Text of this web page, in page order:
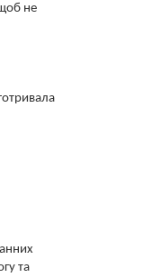
не
та